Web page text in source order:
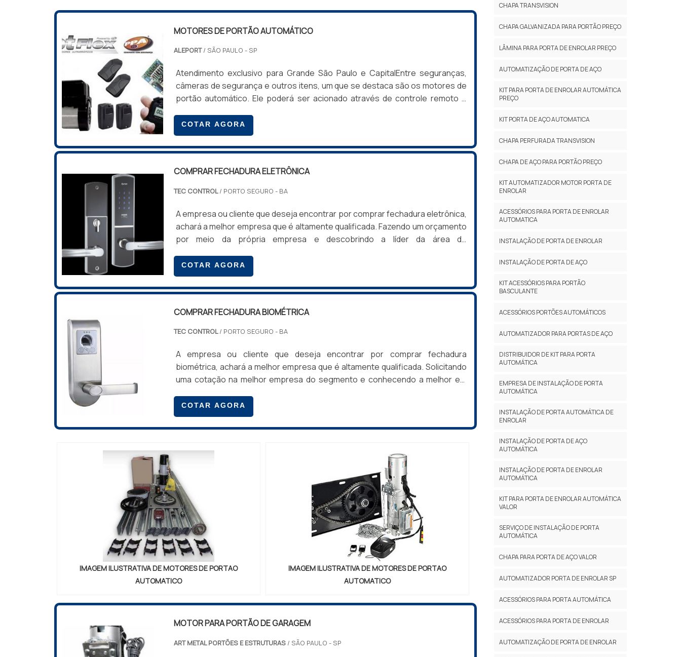
MOTORES DE PORTÃO AUTOMÁTICO
ALEPORT/ SÃO PAULO - SP
Atendimento exclusivo para Grande São Paulo e CapitalEntre seguranças,
câmeras de segurança e outros itens, um que se destaca são os motores de
portão automático. Ele poderá ser acionado através de controle remoto e
pessoas estão mudando cada vez mais para prédios em condomínios
fechados, onde existem diversas ferramentas que garantem a segurança dos
condôminos, t...
COTAR AGORA
COMPRAR FECHADURA ELETRÔNICA
TEC CONTROL/ PORTO SEGURO - BA
A empresa ou cliente que deseja encontrar por comprar fechadura eletrônica,
achará a melhor empresa que é altamente qualificada. Fazendo um orçamento
por meio da própria empresa e descobrindo a líder da área de
profissionais da Tec Control irá encontrar ótima qualidade com solução
completa para equipar o apartamento do hotel.INFORMAÇÕES SOBRE
COMPRAR FECHADURA ELETRÔNICAA T...
COTAR AGORA
COMPRAR FECHADURA BIOMÉTRICA
TEC CONTROL/ PORTO SEGURO - BA
A empresa ou cliente que deseja encontrar por comprar fechadura
biométrica, achará a melhor empresa que é altamente qualificada. Solicitando
uma cotação na melhor empresa do segmento e conhecendo a melhor em
BIOMÉTRICASe alguém quer achar comprar fechadura biométrica em uma
empresa comprometida com seus serviços, encontra o site da Tec Control. A
empresa trabalha com cofre digital...
COTAR AGORA
IMAGEM ILUSTRATIVA DE MOTORES DE PORTAO
AUTOMATICO
IMAGEM ILUSTRATIVA DE MOTORES DE PORTAO
AUTOMATICO
MOTOR PARA PORTÃO DE GARAGEM
ART METAL PORTÕES E ESTRUTURAS/ SÃO PAULO - SP
CHAPA TRANSVISION
CHAPA GALVANIZADA PARA PORTÃO PREÇO
LÂMINA PARA PORTA DE ENROLAR PREÇO
AUTOMATIZAÇÃO DE PORTA DE AÇO
KIT PARA PORTA DE ENROLAR AUTOMÁTICA
PREÇO
KIT PORTA DE AÇO AUTOMATICA
CHAPA PERFURADA TRANSVISION
CHAPA DE AÇO PARA PORTÃO PREÇO
KIT AUTOMATIZADOR MOTOR PORTA DE
ENROLAR
ACESSÓRIOS PARA PORTA DE ENROLAR
AUTOMATICA
INSTALAÇÃO DE PORTA DE ENROLAR
INSTALAÇÃO DE PORTA DE AÇO
KIT ACESSÓRIOS PARA PORTÃO
BASCULANTE
ACESSÓRIOS PORTÕES AUTOMÁTICOS
AUTOMATIZADOR PARA PORTAS DE AÇO
DISTRIBUIDOR DE KIT PARA PORTA
AUTOMÁTICA
EMPRESA DE INSTALAÇÃO DE PORTA
AUTOMÁTICA
INSTALAÇÃO DE PORTA AUTOMÁTICA DE
ENROLAR
INSTALAÇÃO DE PORTA DE AÇO
AUTOMÁTICA
INSTALAÇÃO DE PORTA DE ENROLAR
AUTOMÁTICA
KIT PARA PORTA DE ENROLAR AUTOMÁTICA
VALOR
SERVIÇO DE INSTALAÇÃO DE PORTA
AUTOMÁTICA
CHAPA PARA PORTA DE AÇO VALOR
AUTOMATIZADOR PORTA DE ENROLAR SP
ACESSÓRIOS PARA PORTA AUTOMÁTICA
ACESSÓRIOS PARA PORTA DE ENROLAR
AUTOMATIZAÇÃO DE PORTA DE ENROLAR